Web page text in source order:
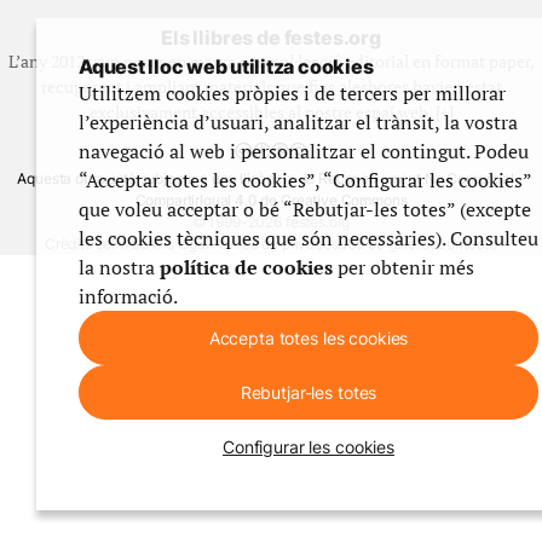
Els llibres de festes.org
L’any 2012 vam posar en marxa una col·lecció editorial en format paper,
recuperant i ampliant materials que fins aleshores havien estat
exclusivament accessibles al nostre espai web. [+]
Aquesta obra està subjecta a una llicència de Reconeixement No Comercial -
CompartirIgual 4.0 de Creative Commons
© 1999-2026 festes.org
Crèdits del webAvís legalPolítica de privadesaÚs de galetesContacte
Aquest lloc web utilitza cookies
Utilitzem cookies pròpies i de tercers per millorar
l’experiència d’usuari, analitzar el trànsit, la vostra
navegació al web i personalitzar el contingut. Podeu
“Acceptar totes les cookies”, “Configurar les cookies”
que voleu acceptar o bé “Rebutjar-les totes” (excepte
les cookies tècniques que són necessàries). Consulteu
la nostrapolítica de cookiesper obtenir més
informació.
Accepta totes les cookies
Rebutjar-les totes
Configurar les cookies